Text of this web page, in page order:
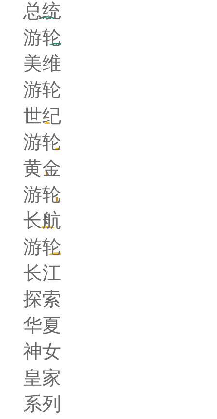
总统
游轮
美维
游轮
世纪
游轮
黄金
游轮
长航
游轮
长江
探索
华夏
神女
皇家
系列